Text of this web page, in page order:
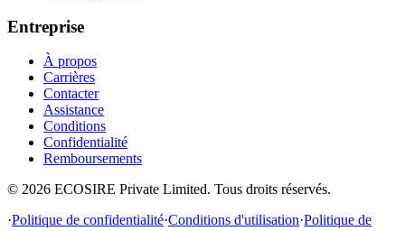
Entreprise
À propos
Carrières
Contacter
Assistance
Conditions
Confidentialité
Remboursements
© 2026 ECOSIRE Private Limited. Tous droits réservés.
·Politique de confidentialité·Conditions d'utilisation·Politique de